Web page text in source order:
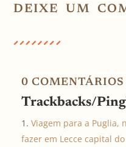
DEIXE UM
0 COMENTÁRIOS
Trackbacks/
Viagem para a Puglia,
fazer em Lecce capital